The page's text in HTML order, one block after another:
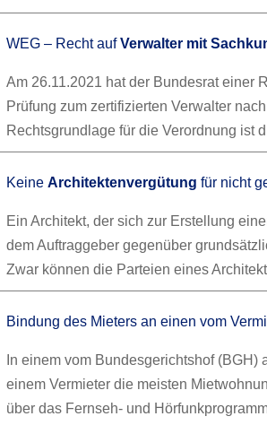
WEG – Recht aufVerwalter mit
Am 26.11.2021 hat der Bundesrat einer
Prüfung zum zertifizierten Verwalter
Rechtsgrundlage für die Verordnung ist
KeineArchitektenvergütung für nicht
Ein Architekt, der sich zur Erstellung
dem Auftraggeber gegenüber
Zwar können die Parteien eines
Bindung des Mieters an einen vom
In einem vom Bundesgerichtshof
einem Vermieter die meisten
über das Fernseh- und